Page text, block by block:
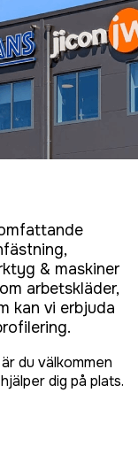
& maskiner
arbetskläder,
kan vi erbjuda
du välkommen
dig på plats.